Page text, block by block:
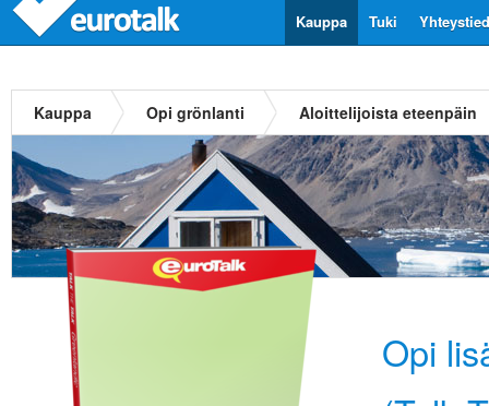
Tuki
Kauppa
Kauppa Opi grönlanti Aloittelijoista eteenpäin
Opi